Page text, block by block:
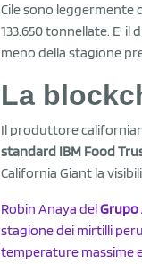
Cile sono
133.650 tonnellate. E' il
meno della stagione
La
Il produttore
standard IBM Food
California Giant la
Robin Anaya delGrupo
stagione dei mirtilli
temperature massime